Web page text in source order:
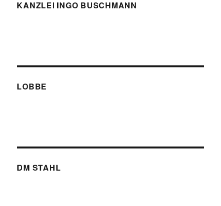
KANZLEI INGO BUSCHMANN
LOBBE
DM STAHL